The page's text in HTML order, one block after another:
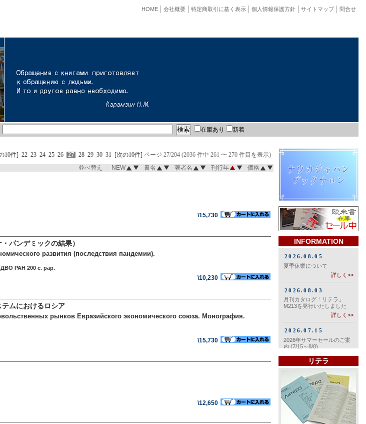
問合せ
サイトマップ
個人情報保護方針
特定商取引に基く表示
会社概要
HOME
在庫あり 新着
10件] 22 23 24 25 26 27 28 29 30 31 [次の10件] ページ 27/204 (2036 件中 261 〜 270 件目を表示)
並べ替え NEW 書名 著者名 刊行年 価格
\15,730
パンデミックの結果）
развития (последствия пандемии).
ДВО РАН 200 c. pap.
\10,230
ムにおけるロシア
рынков Евразийского экономического союза. Монография.
\15,730
\12,650
INFORMATION
リテラ